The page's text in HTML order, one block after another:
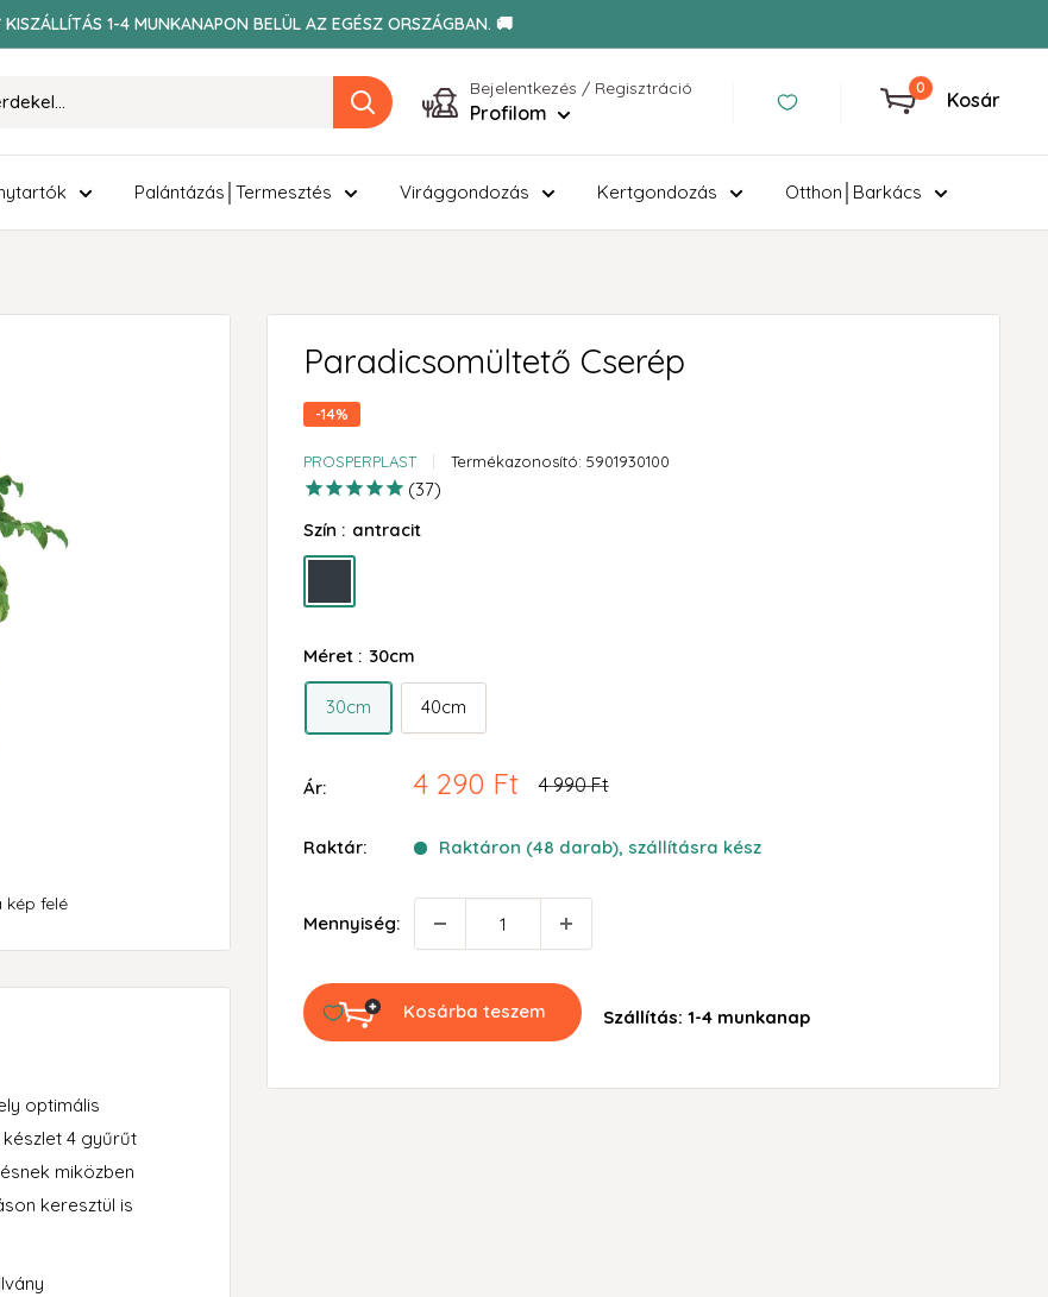
KISZÁLLÍTÁS 1-4 MUNKANAPON BELÜL AZ EGÉSZ ORSZÁGBAN. 🚚
Bejelentkezés / Regisztráció
Profilom
0
Kosár
Palántázás│Termesztés Virággondozás Kertgondozás Otthon│Barkács
kép felé
Paradicsomültető Cserép
-14%
PROSPERPLAST Termékazonosító: 5901930100
37
Szín : antracit
Méret : 30cm
30cm 40cm
Ár:
Akciós
4 290 Ft Ár
4 990 Ft
Raktár: Raktáron (48 darab), szállításra kész
Mennyiség:
Kosárba teszem Szállítás: 1-4 munkanap
optimális
4 gyűrűt
miközben
keresztül is